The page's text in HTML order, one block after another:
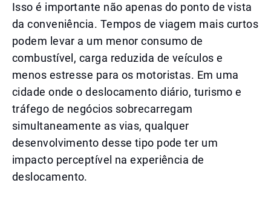
Isso é importante não apenas do ponto de vista
da conveniência. Tempos de viagem mais curtos
podem levar a um menor consumo de
combustível, carga reduzida de veículos e
menos estresse para os motoristas. Em uma
cidade onde o deslocamento diário, turismo e
tráfego de negócios sobrecarregam
simultaneamente as vias, qualquer
desenvolvimento desse tipo pode ter um
impacto perceptível na experiência de
deslocamento.